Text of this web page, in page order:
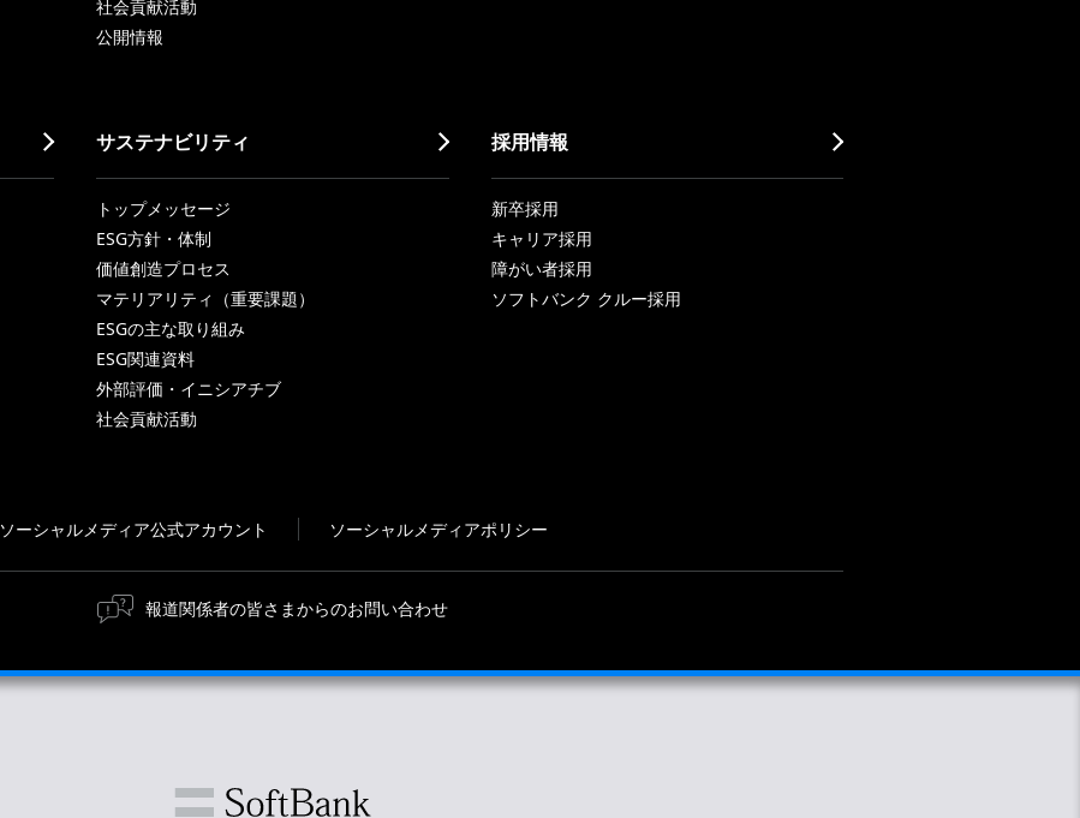
社会貢献活動
公開情報
サステナビリティ
トップメッセージ
ESG方針・体制
価値創造プロセス
マテリアリティ（重要課題）
ESGの主な取り組み
ESG関連資料
外部評価・イニシアチブ
社会貢献活動
採用情報
新卒採用
キャリア採用
障がい者採用
ソフトバンク クルー採用
ソーシャルメディア公式アカウント ソーシャルメディアポリシー
報道関係者の皆さまからのお問い合わせ